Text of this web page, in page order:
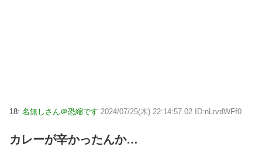
18: 名無しさん＠恐縮です 2024/07/25(木) 22:14:57.02 ID:nLrvdWFf0
カレーが辛かったんか…